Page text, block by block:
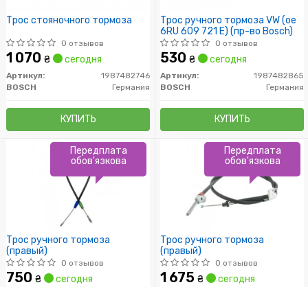
Трос стояночного тормоза
0 отзывов
1 070 ₴ сегодня
Артикул:
1987482746
BOSCH
Германия
КУПИТЬ
Трос ручного тормоза VW (ое
6RU 609 721 E) (пр-во Bosch)
0 отзывов
530 ₴ сегодня
Артикул:
1987482865
BOSCH
Германия
КУПИТЬ
Трос ручного тормоза
(правый)
0 отзывов
750 ₴
сегодня
Передплата
обов'язкова
Трос ручного тормоза
(правый)
0 отзывов
1 675 ₴
сегодня
Передплата
обов'язкова